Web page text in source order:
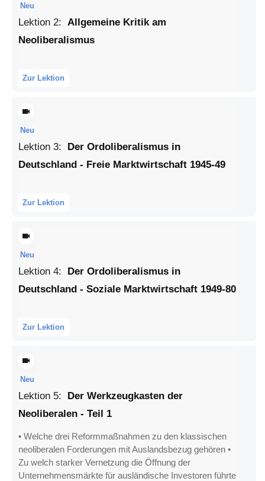
Neu
Lektion 2: Allgemeine Kritik am
Neoliberalismus
Zur Lektion
Neu
Lektion 3: Der Ordoliberalismus in
Deutschland - Freie Marktwirtschaft 1945-49
Zur Lektion
Neu
Lektion 4: Der Ordoliberalismus in
Deutschland - Soziale Marktwirtschaft 1949-80
Zur Lektion
Neu
Lektion 5: Der Werkzeugkasten der
Neoliberalen - Teil 1
• Welche drei Reformmaßnahmen zu den klassischen
neoliberalen Forderungen mit Auslandsbezug gehören •
Zu welch starker Vernetzung die Öffnung der
Unternehmensmärkte für ausländische Investoren führte